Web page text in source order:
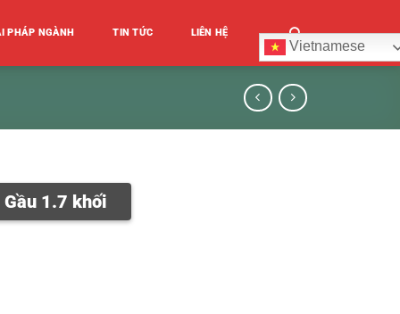
PHÁP NGÀNH TIN TỨC LIÊN HỆ
Vietnamese
1.7 khối